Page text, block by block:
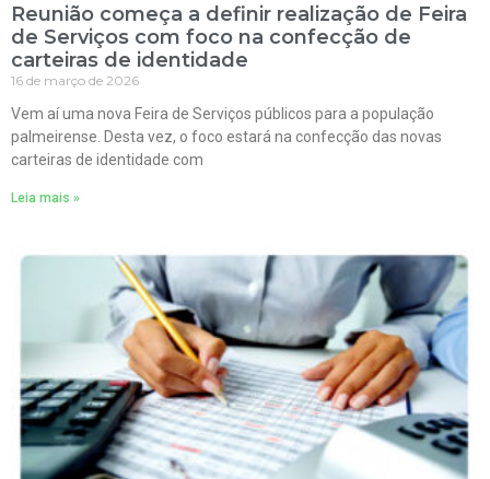
Reunião começa a definir realização de Feira
de Serviços com foco na confecção de
carteiras de identidade
16 de março de 2026
Vem aí uma nova Feira de Serviços públicos para a população
palmeirense. Desta vez, o foco estará na confecção das novas
carteiras de identidade com
Leia mais »